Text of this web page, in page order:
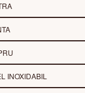
INOXIDABIL